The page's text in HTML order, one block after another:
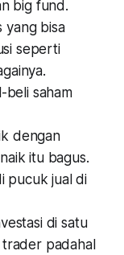
big fund.
yang bisa
seperti
beli saham
dengan
itu bagus.
pucuk jual di
di satu
padahal